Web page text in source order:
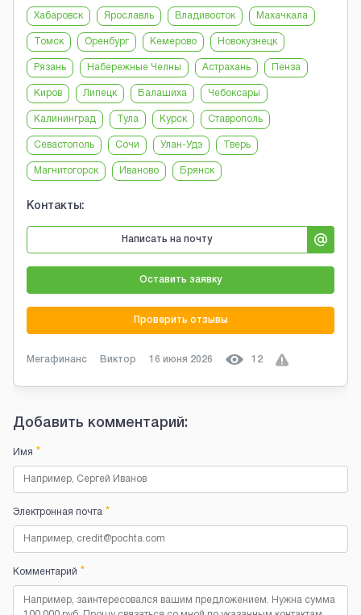
Хабаровск Ярославль Владивосток Махачкала
Томск Оренбург Кемерово Новокузнецк
Рязань Набережные Челны Астрахань Пенза
Киров Липецк Балашиха Чебоксары
Калининград Тула Курск Ставрополь
Севастополь Сочи Улан-Удэ Тверь
Магнитогорск Иваново Брянск
Контакты:
Написать на почту
Оставить заявку
Проверить отзывы
Мегафинанс Виктор 16 июня 2026 12
Добавить комментарий:
Имя *
Электронная почта *
Комментарий *